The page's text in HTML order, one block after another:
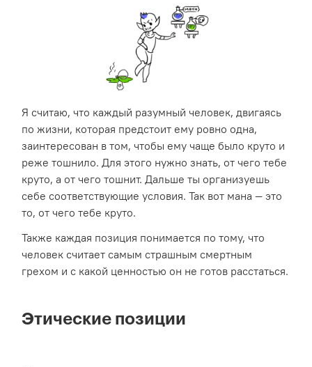
Я считаю, что каждый разумный человек, двигаясь
по жизни, которая предстоит ему ровно одна,
заинтересован в том, чтобы ему чаще было круто и
реже тошнило. Для этого нужно знать, от чего тебе
круто, а от чего тошнит. Дальше ты организуешь
себе соответствующие условия. Так вот мана — это
то, от чего тебе круто.
Также каждая позиция понимается по тому, что
человек считает самым страшным смертным
грехом и с какой ценностью он не готов расстаться.
Этические позиции